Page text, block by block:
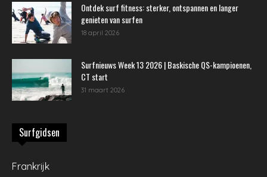
Ontdek surf fitness: sterker, ontspannen en langer
genieten van surfen
18 april 2026
Surfnieuws Week 13 2026 | Baskische QS-kampioenen,
CT start
31 maart 2026
Surfgidsen
Frankrijk